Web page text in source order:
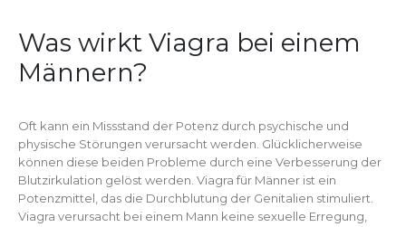
Was wirkt Viagra bei einem
Männern?
Oft kann ein Missstand der Potenz durch psychische und
physische Störungen verursacht werden. Glücklicherweise
können diese beiden Probleme durch eine Verbesserung der
Blutzirkulation gelöst werden. Viagra für Männer ist ein
Potenzmittel, das die Durchblutung der Genitalien stimuliert.
Viagra verursacht bei einem Mann keine sexuelle Erregung,